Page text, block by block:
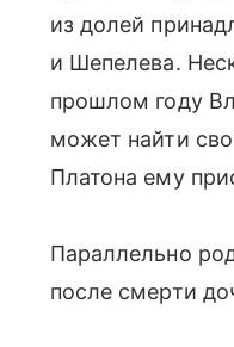
из долей
и Шепелева.
прошлом году
может найти
Платона ему
Параллельно
после смерти